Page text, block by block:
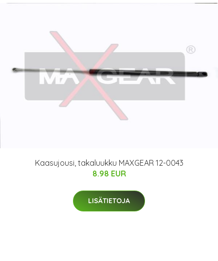
Kaasujousi, takaluukku MAXGEAR 12-0043
8.98 EUR
LISÄTIETOJA